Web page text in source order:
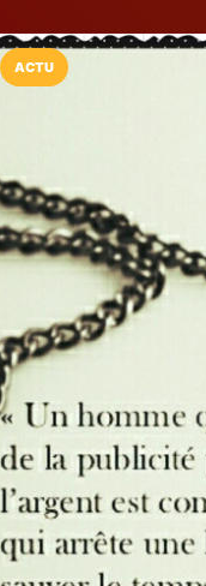
Télécharger
ACTU